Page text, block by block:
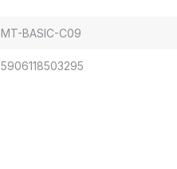
MT-BASIC-C09
5906118503295